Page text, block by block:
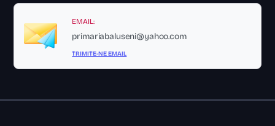
EMAIL:
primariabaluseni@yahoo.com
TRIMITE-NE EMAIL